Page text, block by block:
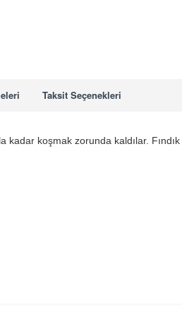
Taksit Seçenekleri
koşmak zorunda kaldılar. Fındık